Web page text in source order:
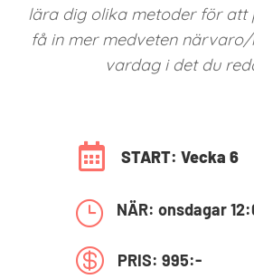
lära dig olika metoder för att
få in mer medveten närvaro/
vardag i det du
 START: Vecka 6
} NÄR: onsdagar
 PRIS: 995:-